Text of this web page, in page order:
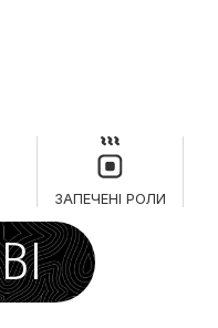
ЗАПЕЧЕНІ РОЛИ